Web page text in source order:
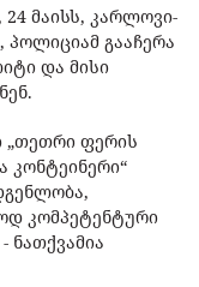
მაისს, კარლოვი-
პოლიციამ გააჩერა
და მისი
„თეთრი ფერის
კონტეინერი“
კომპეტენტური
ნათქვამია